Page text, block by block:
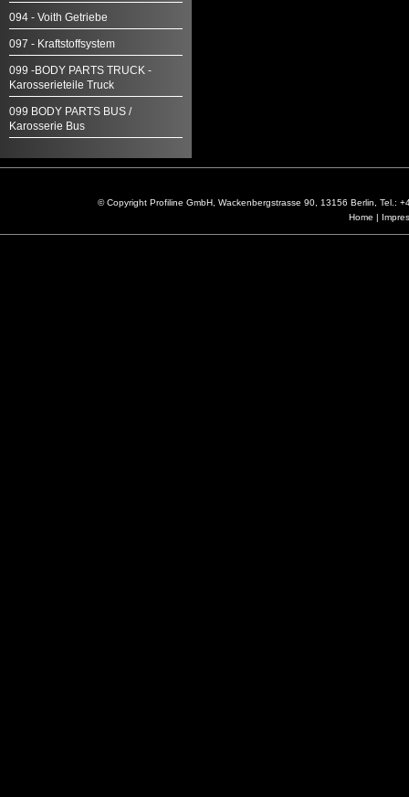
094 - Voith Getriebe
097 - Kraftstoffsystem
099 -BODY PARTS TRUCK -
Karosserieteile Truck
099 BODY PARTS BUS /
Karosserie Bus
© Copyright Profiline GmbH, Wackenbergstrasse 90, 13156 Berlin,
Home |